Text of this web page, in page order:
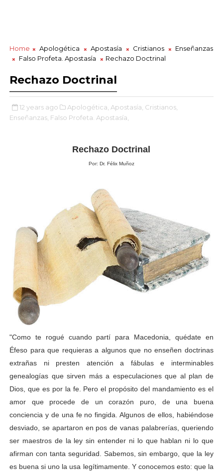
Home Apologética Apostasía Cristianos
Enseñanzas
Falso Profeta. Apostasía
Rechazo Doctrinal
Rechazo Doctrinal
12 years ago Apologética, Apostasía, Cristianos,
Enseñanzas, Falso Profeta. Apostasía,
Rechazo Doctrinal
Por: Dr. Félix Muñoz
"Como te rogué cuando partí para Macedonia, quédate en
Éfeso para que requieras a algunos que no enseñen doctrinas
extrañas ni presten atención a fábulas e interminables
genealogías que sirven más a especulaciones que al plan de
Dios, que es por la fe. Pero el propósito del mandamiento es el
amor que procede de un corazón puro, de una buena
conciencia y de una fe no fingida. Algunos de ellos, habiéndose
desviado, se apartaron en pos de vanas palabrerías, queriendo
ser maestros de la ley sin entender ni lo que hablan ni lo que
afirman con tanta seguridad. Sabemos, sin embargo, que la ley
es buena si uno la usa legítimamente. Y conocemos esto: que la